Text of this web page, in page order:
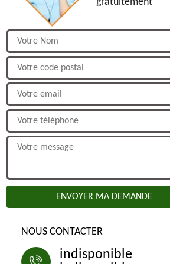
NOUS CONTACTER
indisponible